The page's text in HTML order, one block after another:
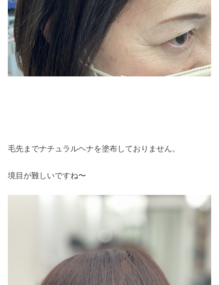
毛先までナチュラルヘナを塗布しておりません。
境目が難しいですね〜